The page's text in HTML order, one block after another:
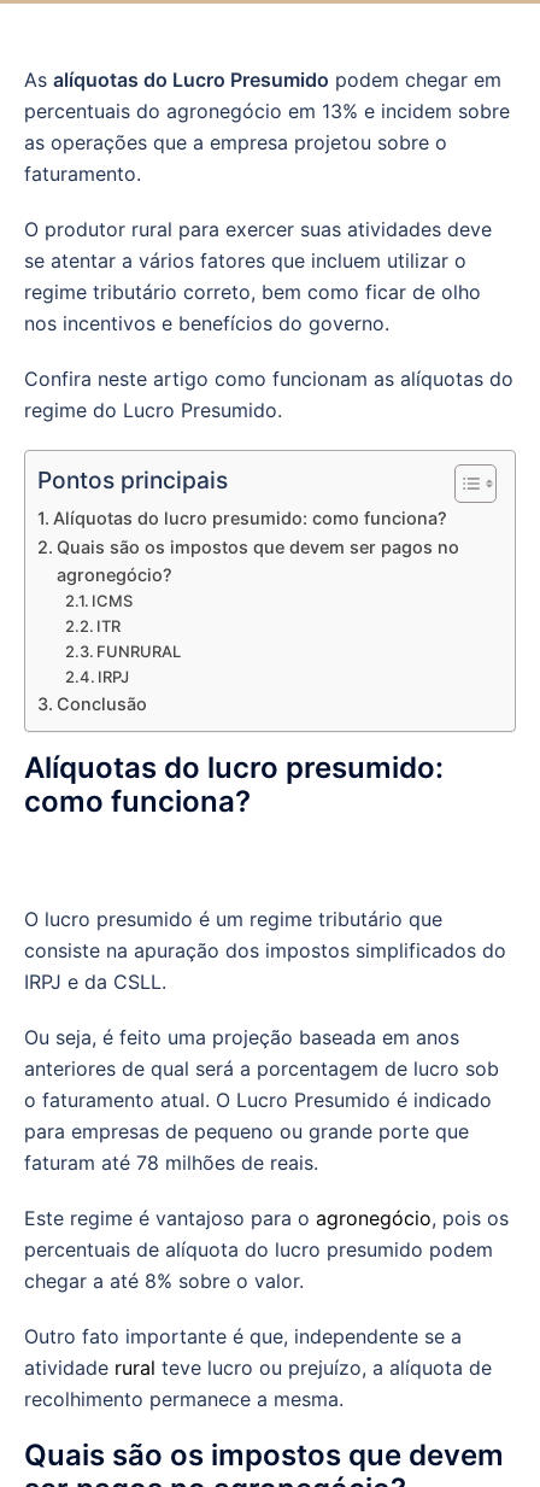
As alíquotas do Lucro Presumido podem chegar em
percentuais do agronegócio em 13% e incidem sobre
as operações que a empresa projetou sobre o
faturamento.
O produtor rural para exercer suas atividades deve
se atentar a vários fatores que incluem utilizar o
regime tributário correto, bem como ficar de olho
nos incentivos e benefícios do governo.
Confira neste artigo como funcionam as alíquotas do
regime do Lucro Presumido.
Pontos principais
Alíquotas do lucro presumido: como funciona?
Quais são os impostos que devem ser pagos no
agronegócio?
ICMS
ITR
FUNRURAL
IRPJ
Conclusão
Alíquotas do lucro presumido:
como funciona?
O lucro presumido é um regime tributário que
consiste na apuração dos impostos simplificados do
IRPJ e da CSLL.
Ou seja, é feito uma projeção baseada em anos
anteriores de qual será a porcentagem de lucro sob
o faturamento atual. O Lucro Presumido é indicado
para empresas de pequeno ou grande porte que
faturam até 78 milhões de reais.
Este regime é vantajoso para o agronegócio, pois os
percentuais de alíquota do lucro presumido podem
chegar a até 8% sobre o valor.
Outro fato importante é que, independente se a
atividade rural teve lucro ou prejuízo, a alíquota de
recolhimento permanece a mesma.
Quais são os impostos que devem